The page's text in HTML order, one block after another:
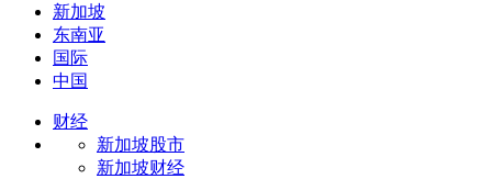
新加坡
东南亚
国际
中国
财经
新加坡股市
新加坡财经